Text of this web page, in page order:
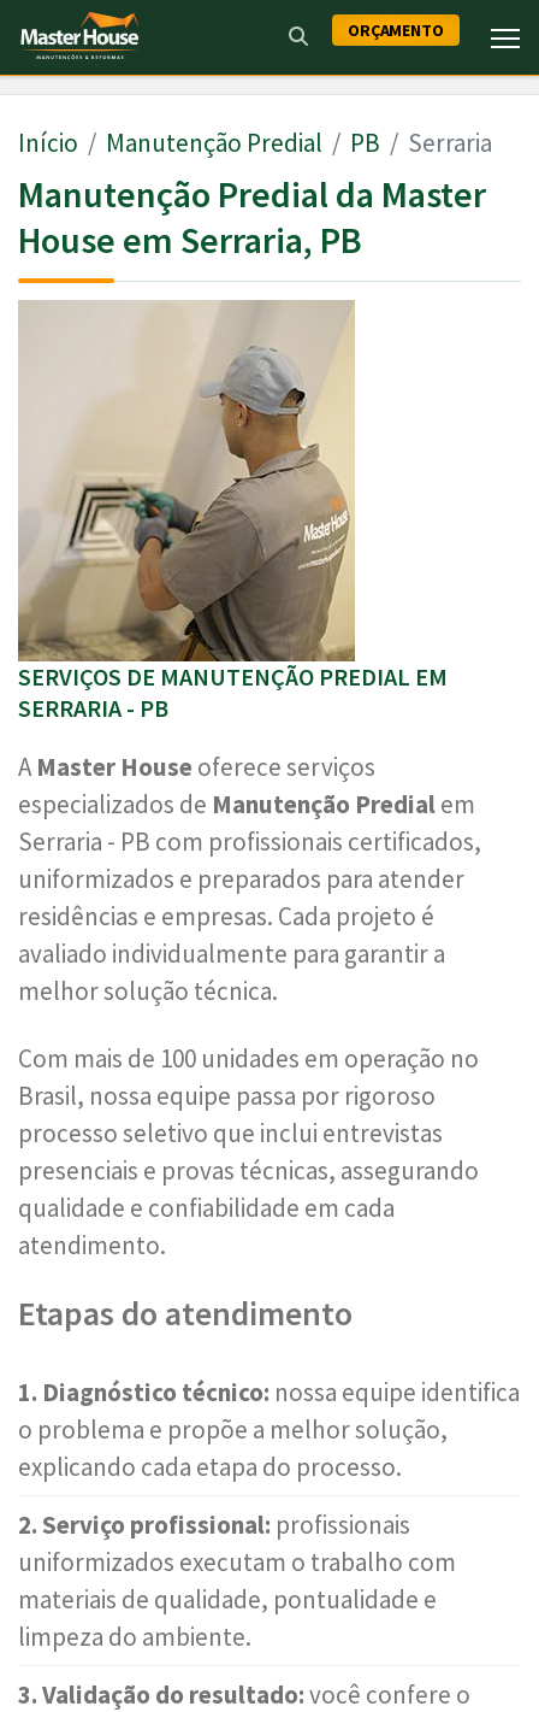
ORÇAMENTO
Início Manutenção Predial PB Serraria
Manutenção Predial da Master
House em Serraria, PB
SERVIÇOS DE MANUTENÇÃO PREDIAL EM
SERRARIA - PB
AMaster House oferece serviços
especializados de Manutenção Predialem
Serraria - PB com profissionais certificados,
uniformizados e preparados para atender
residências e empresas. Cada projeto é
avaliado individualmente para garantir a
melhor solução técnica.
Com mais de 100 unidades em operação no
Brasil, nossa equipe passa por rigoroso
processo seletivo que inclui entrevistas
presenciais e provas técnicas, assegurando
qualidade e confiabilidade em cada
atendimento.
Etapas do atendimento
1. Diagnóstico técnico: nossa equipe identifica
o problema e propõe a melhor solução,
explicando cada etapa do processo.
2. Serviço profissional: profissionais
uniformizados executam o trabalho com
materiais de qualidade, pontualidade e
limpeza do ambiente.
3. Validação do resultado:você confere o